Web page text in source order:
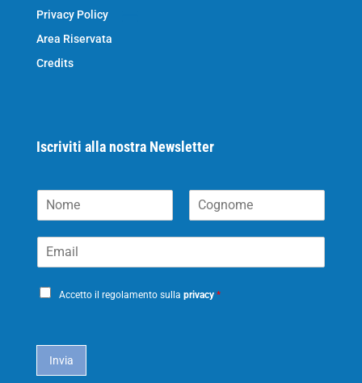
Privacy Policy
Area Riservata
Credits
Iscriviti alla nostra Newsletter
o
e
o
n
m
m
P
c
Accetto il regolamento sulla privacy *
Invia